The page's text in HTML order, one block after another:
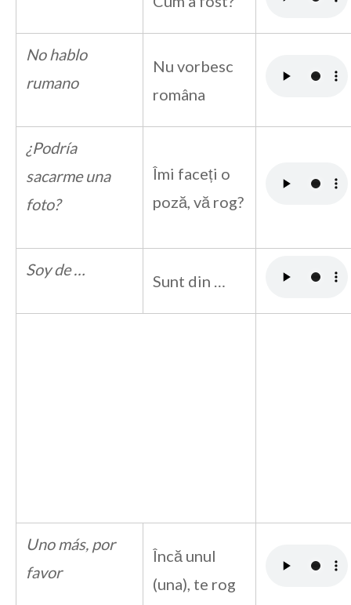
No hablo
rumano
Nu vorbesc
româna
¿Podría
sacarme una
foto?
Îmi faceți o
poză, vă rog?
Soy de …
Sunt din …
Uno más, por
favor
Încă unul
(una), te rog